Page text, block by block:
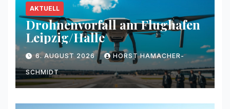
AKTUELL
Drohnenvorfall am Flughafen
Leipzig/Halle
6. AUGUST 2026 HORST HAMACHER-
SCHMIDT